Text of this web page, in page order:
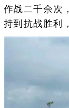
作战二千余次
持到抗战胜利